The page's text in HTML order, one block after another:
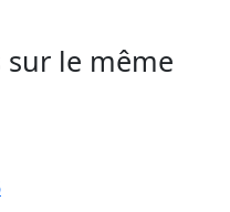
sur le même